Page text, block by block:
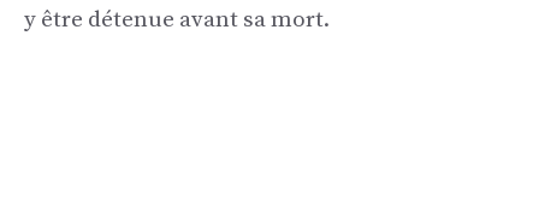
y être détenue avant sa mort.